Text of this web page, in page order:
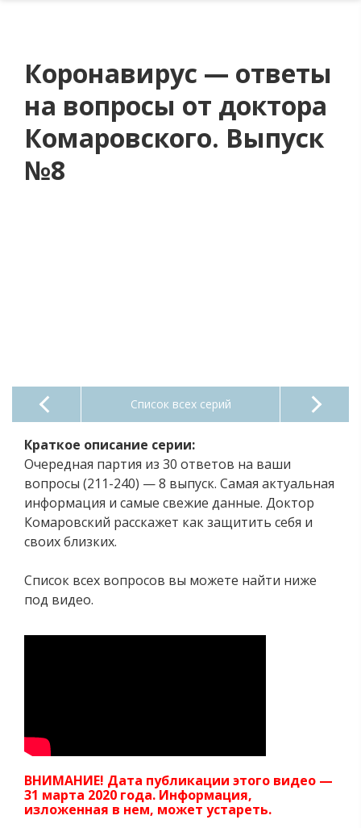
Коронавирус — ответы
на вопросы от доктора
Комаровского. Выпуск
№8
Список всех серий
Краткое описание серии:
Очередная партия из 30 ответов на ваши
вопросы (211-240) — 8 выпуск. Самая актуальная
информация и самые свежие данные. Доктор
Комаровский расскажет как защитить себя и
своих близких.
Список всех вопросов вы можете найти ниже
под видео.
ВНИМАНИЕ! Дата публикации этого видео —
31 марта 2020 года. Информация,
изложенная в нем, может устареть.